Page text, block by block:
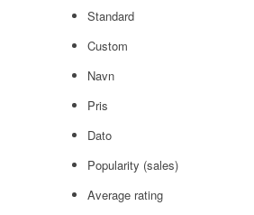
Standard
Custom
Navn
Pris
Dato
Popularity (sales)
Average rating